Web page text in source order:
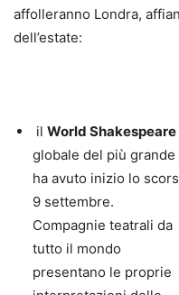
affolleranno Londra,
dell’estate:
il World
globale del più
ha avuto inizio lo
9 settembre.
Compagnie teatrali da
tutto il mondo
presentano le proprie